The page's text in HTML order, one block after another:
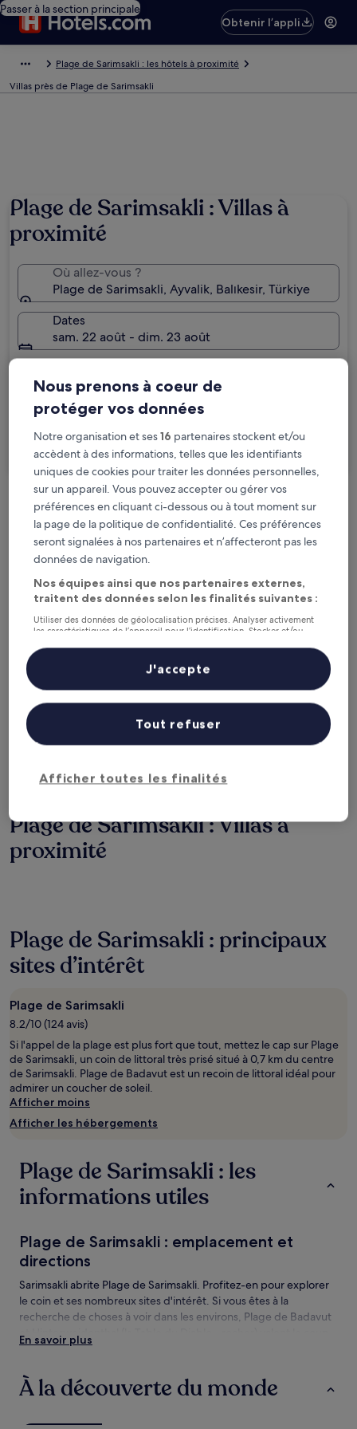
Passer à la section principale
Obtenir l’appli
Plage de Sarimsakli : les hôtels à proximité
Villas près de Plage de Sarimsakli
Plage de Sarimsakli : Villas à
proximité
Où allez-vous ?
Plage de Sarimsakli, Ayvalik, Balıkesir, Türkiye
Dates
sam. 22 août - dim. 23 août
2 personnes, 1 chambre
Je voyage pour affaires
Rechercher
Options d’annulation gratuite en cas de
changement de programme
Gagnez des récompenses pour chaque
nuit séjournée
Économisez plus grâce aux Prix membres
Consultez les prix pour ces dates
Le week-end prochain
14 août - 16 août
Dans deux semaines
21 août - 23 août
4 sept. - 6 sept.
Plage de Sarimsakli : Villas à
proximité
Plage de Sarimsakli : principaux
sites d’intérêt
Plage de Sarimsakli
8.2/10 (124 avis)
Si l'appel de la plage est plus fort que tout, mettez le cap sur Plage
de Sarimsakli, un coin de littoral très prisé situé à 0,7 km du centre
de Sarimsakli. Plage de Badavut est un recoin de littoral idéal pour
admirer un coucher de soleil.
Afficher moins
Afficher les hébergements
Plage de Sarimsakli : les
informations utiles
Plage de Sarimsakli : emplacement et
directions
Sarimsakli abrite Plage de Sarimsakli. Profitez-en pour explorer
le coin et ses nombreux sites d'intérêt. Si vous êtes à la
recherche de choses à voir dans les environs, Plage de Badavut
et Hinterweidenthal (la Table du Diable - rocher) valent le coup
d’œil.
Plage de Sarimsakli : les choses à voir et
activités à proximité
En savoir plus
À la découverte du monde
Nous prenons à coeur de
protéger vos données
Notre organisation et ses16 partenaires stockent et/ou
accèdent à des informations, telles que les identifiants
uniques de cookies pour traiter les données personnelles,
sur un appareil. Vous pouvez accepter ou gérer vos
préférences en cliquant ci-dessous ou à tout moment sur
la page de la politique de confidentialité. Ces préférences
seront signalées à nos partenaires et n’affecteront pas les
données de navigation.
Nos équipes ainsi que nos partenaires externes,
traitent des données selon les finalités suivantes :
Utiliser des données de géolocalisation précises. Analyser activement
les caractéristiques de l’appareil pour l’identification. Stocker et/ou
personnalisés, mesure de performance des publicités et du contenu,
études d’audience et développement de services.
Liste de nos partenaires (fournisseurs)
Afficher toutes les finalités
Tout refuser
J'accepte